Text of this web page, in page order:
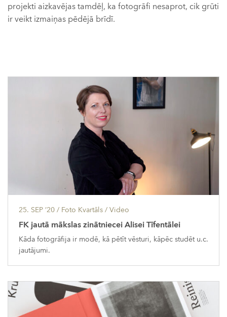
projekti aizkavējas tamdēļ, ka fotogrāfi nesaprot, cik grūti
ir veikt izmaiņas pēdējā brīdī.
25. SEP ’20 / Foto Kvartāls / Video
FK jautā mākslas zinātniecei Alisei Tīfentālei
Kāda fotogrāfija ir modē, kā pētīt vēsturi, kāpēc studēt u.c.
jautājumi.